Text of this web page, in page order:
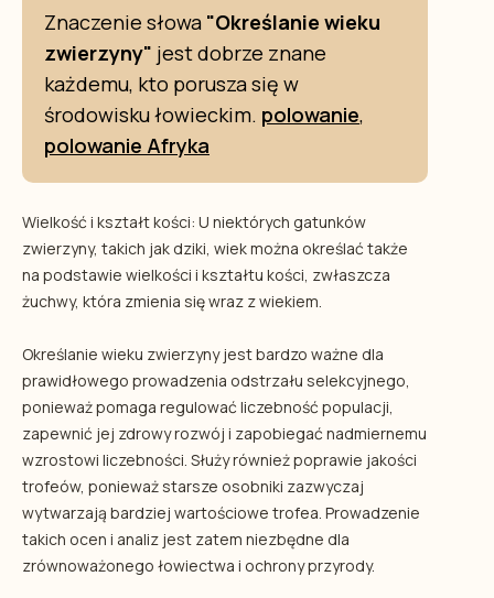
Znaczenie słowa "Określanie wieku
zwierzyny" jest dobrze znane
każdemu, kto porusza się w
środowisku łowieckim. polowanie,
polowanie Afryka
Wielkość i kształt kości: U niektórych gatunków
zwierzyny, takich jak dziki, wiek można określać także
na podstawie wielkości i kształtu kości, zwłaszcza
żuchwy, która zmienia się wraz z wiekiem.
Określanie wieku zwierzyny jest bardzo ważne dla
prawidłowego prowadzenia odstrzału selekcyjnego,
ponieważ pomaga regulować liczebność populacji,
zapewnić jej zdrowy rozwój i zapobiegać nadmiernemu
wzrostowi liczebności. Służy również poprawie jakości
trofeów, ponieważ starsze osobniki zazwyczaj
wytwarzają bardziej wartościowe trofea. Prowadzenie
takich ocen i analiz jest zatem niezbędne dla
zrównoważonego łowiectwa i ochrony przyrody.